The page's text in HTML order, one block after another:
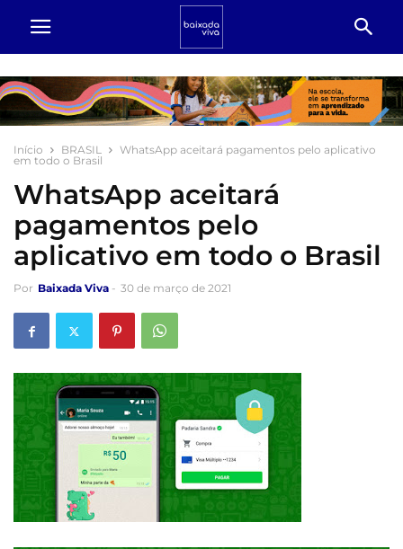
Início BRASIL
WhatsApp aceitará pagamentos pelo aplicativo
em todo o Brasil
WhatsApp aceitará
pagamentos pelo
aplicativo em todo o Brasil
Por Baixada Viva - 30 de março de 2021